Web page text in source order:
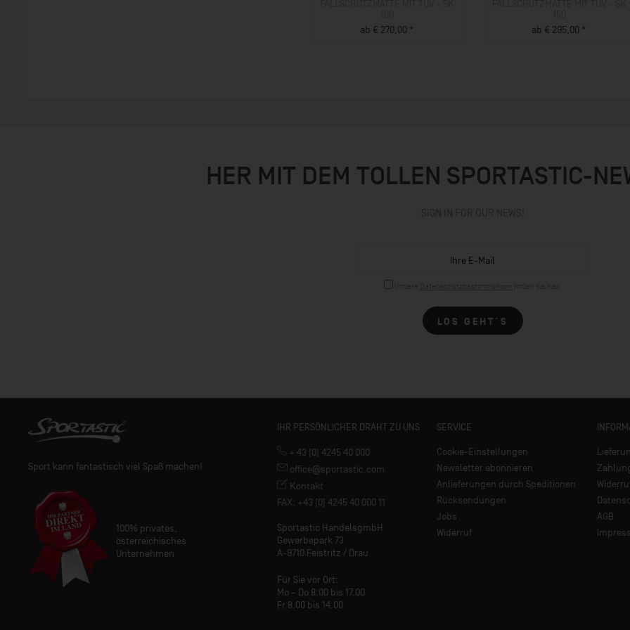
ab € 270,00 *
ab € 295,00 *
HER MIT DEM TOLLEN SPORTASTIC-
LOS GEHT´S
Sport kann fantastisch viel Spaß machen!
100% privates,
österreichisches
Unternehmen
IHR PERSÖNLICHER DRAHT ZU UNS
+ 43 (0) 4245 40 000
office@sportastic.com
Kontakt
FAX: +43 (0) 4245 40 000 11
Sportastic HandelsgmbH
Gewerbepark 73
A-9710 Feistritz / Drau
Für Sie vor Ort:
Mo – Do 8.00 bis 17.00
Fr 8.00 bis 14.00
SERVICE
Cookie-Einstellungen
Newsletter abonnieren
Anlieferungen durch Speditionen
Rücksendungen
Jobs
Widerruf
AGB